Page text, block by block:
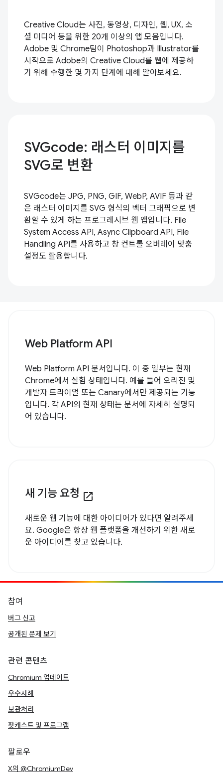
Creative Cloud는 사진, 동영상, 디자인, 웹, UX, 소
셜 미디어 등을 위한 20개 이상의 앱 모음입니다.
Adobe 및 Chrome팀이 Photoshop과 Illustrator를
시작으로 Adobe의 Creative Cloud를 웹에 제공하
기 위해 수행한 몇 가지 단계에 대해 알아보세요.
SVGcode: 래스터 이미지를
SVG로 변환
SVGcode는 JPG, PNG, GIF, WebP, AVIF 등과 같
은 래스터 이미지를 SVG 형식의 벡터 그래픽으로 변
환할 수 있게 하는 프로그레시브 웹 앱입니다. File
System Access API, Async Clipboard API, File
Handling API를 사용하고 창 컨트롤 오버레이 맞춤
설정도 활용합니다.
Web Platform API
Web Platform API 문서입니다. 이 중 일부는 현재
Chrome에서 실험 상태입니다. 예를 들어 오리진 및
개발자 트라이얼 또는 Canary에서만 제공되는 기능
입니다. 각 API의 현재 상태는 문서에 자세히 설명되
어 있습니다.
새 기능 요청 open_in_new
새로운 웹 기능에 대한 아이디어가 있다면 알려주세
요. Google은 항상 웹 플랫폼을 개선하기 위한 새로
운 아이디어를 찾고 있습니다.
참여
버그 신고
공개된 문제 보기
관련 콘텐츠
Chromium 업데이트
우수사례
보관처리
팟캐스트 및 프로그램
팔로우
X의 @ChromiumDev